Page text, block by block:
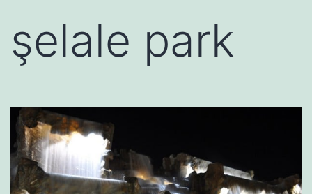
şelale park